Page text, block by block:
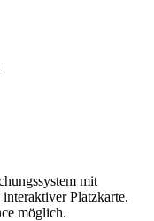
mit
Platzkarte.
möglich.